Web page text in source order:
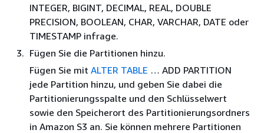
INTEGER, BIGINT, DECIMAL, REAL, DOUBLE
PRECISION, BOOLEAN, CHAR, VARCHAR, DATE oder
TIMESTAMP infrage.
Fügen Sie die Partitionen hinzu.
Fügen Sie mit ALTER TABLE … ADD PARTITION
jede Partition hinzu, und geben Sie dabei die
Partitionierungsspalte und den Schlüsselwert
sowie den Speicherort des Partitionierungsordners
in Amazon S3 an. Sie können mehrere Partitionen